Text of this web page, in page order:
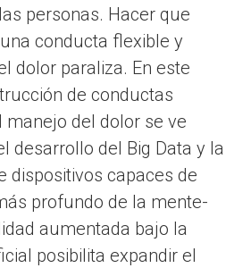
personas. Hacer que
conducta flexible y
dolor paraliza. En este
de conductas
manejo del dolor se ve
desarrollo del Big Data y la
dispositivos capaces de
profundo de la mente-
aumentada bajo la
posibilita expandir el